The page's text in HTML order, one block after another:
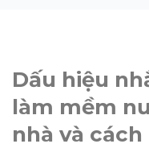
Dấu hiệu
làm mềm
nhà và